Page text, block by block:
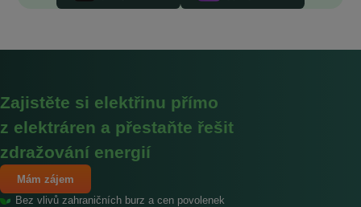
Zajistěte si elektřinu přímo
z elektráren a přestaňte řešit
zdražování energií
Mám zájem
Bez vlivů zahraničních burz a cen povolenek